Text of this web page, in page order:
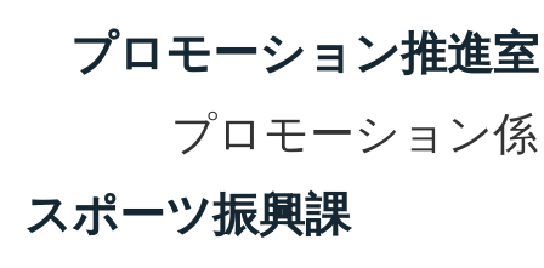
プロモーション推進
プロモーション係
スポーツ振興課